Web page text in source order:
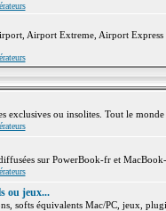
Airport Extreme, Airport
exclusives ou insolites. Tout le
sur PowerBook-fr et
ou jeux...
softs équivalents Mac/PC, jeux,